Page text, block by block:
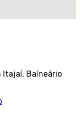
Itajaí, Balneário